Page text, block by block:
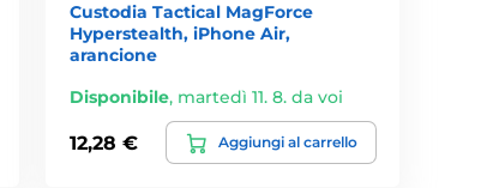
Custodia Tactical MagForce
Hyperstealth, iPhone Air,
arancione
Disponibile, martedì 11. 8. da voi
12,28 € Aggiungi al carrello